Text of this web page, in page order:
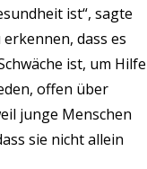
ist“, sagte
dass es
ist, um Hilfe
offen über
junge Menschen
sie nicht allein